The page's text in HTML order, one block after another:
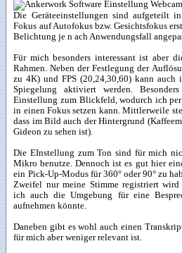
Die Geräteeinstellungen sind aufgeteilt
Fokus auf Autofokus bzw. Gesichtsfokus
Belichtung je n ach Anwendungsfall
Für mich besonders interessant ist aber
Rahmen. Neben der Festlegung der
zu 4K) und FPS (20,24,30,60) kann auch
Spiegelung aktiviert werden.
Einstellung zum Blickfeld, wodurch ich
in einen Fokus setzen kann. Mittlerweile
dass im Bild auch der Hintergrund
Gideon zu sehen ist).
Die EInstellung zum Ton sind für mich
Mikro benutze. Dennoch ist es gut hier
ein Pick-Up-Modus für 360° oder 90° zu
Zweifel nur meine Stimme registriert
ich auch die Umgebung für eine
aufnehmen könnte.
Daneben gibt es wohl auch einen
für mich aber weniger relevant ist.